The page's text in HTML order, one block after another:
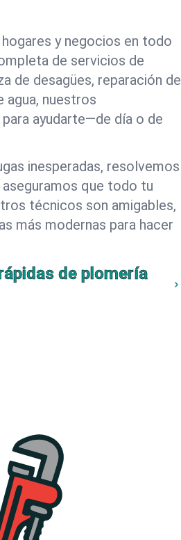
y negocios en todo
de servicios de
de desagües, reparación de
agua, nuestros
ayudarte—de día o de
inesperadas, resolvemos
que todo tu
técnicos son amigables,
más modernas para hacer
de plomería